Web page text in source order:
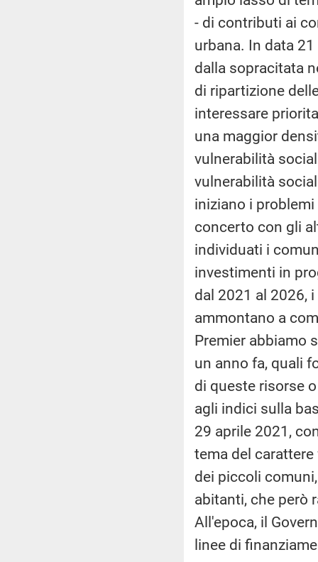
- di contributi ai
urbana. In data
dalla sopracitata
di ripartizione
interessare
una maggior
vulnerabilità
vulnerabilità
iniziano i
concerto con gli
individuati i
investimenti in
dal 2021 al 2026,
ammontano a
Premier abbiamo
un anno fa, quali
di queste risorse
agli indici sulla
29 aprile 2021,
tema del
dei piccoli
abitanti, che però
All'epoca, il
linee di